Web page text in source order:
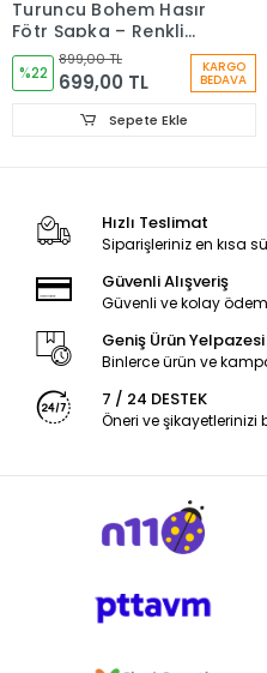
Turuncu Bohem Hasır
Fötr Şapka – Renkli
Etnik Şeritli Yazlık
Kadın Şapkası 6261
%22
899,00 TL
699,00 TL
KARGO
BEDAVA
Sepete Ekle
Hızlı Teslimat
Siparişleriniz en kısa
Güvenli Alışveriş
Güvenli ve kolay
Geniş Ürün Yelpazesi
Binlerce ürün ve
7 / 24 DESTEK
Öneri ve şikayetlerinizi